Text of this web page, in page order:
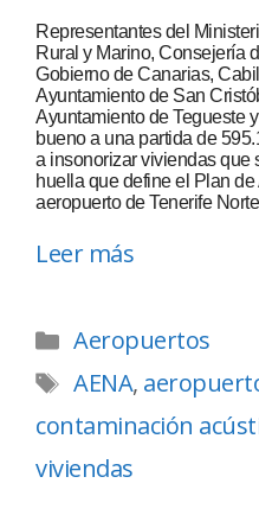
Representantes del
Rural y Marino, Consejería
Gobierno de Canarias,
Ayuntamiento de San
Ayuntamiento de Tegueste
bueno a una partida de
a insonorizar viviendas que
huella que define el Plan
aeropuerto de Tenerife
Leer más
Aeropuertos
AENA,
contaminación
viviendas